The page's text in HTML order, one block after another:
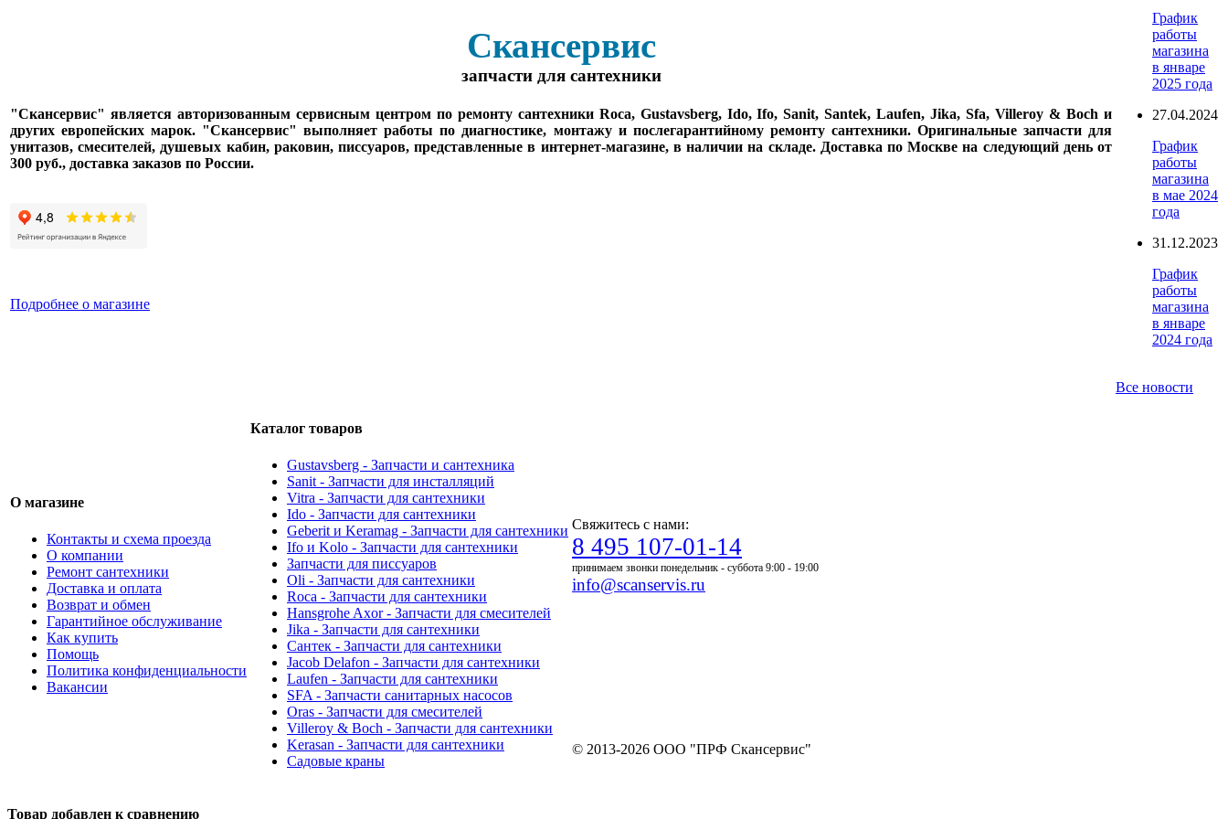
Скансервис
запчасти для сантехники
"Скансервис" является авторизованным сервисным центром по ремонту сантехники Roca, Gustavsberg, Ido, Ifo, Sanit, Santek, Laufen, Jika, Sfa, Villeroy & Boch и
других европейских марок. "Скансервис" выполняет работы по диагностике, монтажу и послегарантийному ремонту сантехники. Оригинальные запчасти для
унитазов, смесителей, душевых кабин, раковин, писсуаров, представленные в интернет-магазине, в наличии на складе. Доставка по Москве на следующий день от
300 руб., доставка заказов по России.
Подробнее о магазине
График
работы
магазина
в январе
2025 года
27.04.2024
График
работы
магазина
в мае 2024
года
31.12.2023
График
работы
магазина
в январе
2024 года
Все новости
О магазине
Контакты и схема проезда
О компании
Ремонт сантехники
Доставка и оплата
Возврат и обмен
Гарантийное обслуживание
Как купить
Помощь
Политика конфиденциальности
Вакансии
Каталог товаров
Gustavsberg - Запчасти и сантехника
Sanit - Запчасти для инсталляций
Vitra - Запчасти для сантехники
Ido - Запчасти для сантехники
Geberit и Keramag - Запчасти для сантехники
Ifo и Kolo - Запчасти для сантехники
Запчасти для писсуаров
Oli - Запчасти для сантехники
Roca - Запчасти для сантехники
Hansgrohe Axor - Запчасти для смесителей
Jika - Запчасти для сантехники
Сантек - Запчасти для сантехники
Jacob Delafon - Запчасти для сантехники
Laufen - Запчасти для сантехники
SFA - Запчасти санитарных насосов
Oras - Запчасти для смесителей
Villeroy & Boch - Запчасти для сантехники
Kerasan - Запчасти для сантехники
Садовые краны
Свяжитесь с нами:
8 495 107-01-14
принимаем звонки понедельник - суббота 9:00 - 19:00
info@scanservis.ru
© 2013-2026 ООО "ПРФ Скансервис"
Товар добавлен к сравнению